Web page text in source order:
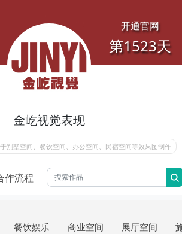
开通官网
第1523天
金屹视觉表现
别墅空间、餐饮空间、办公空间、民宿空间等效果图制作
作流程
餐饮娱乐 商业空间 展厅空间